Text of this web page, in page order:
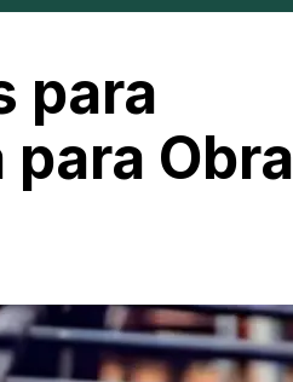
para